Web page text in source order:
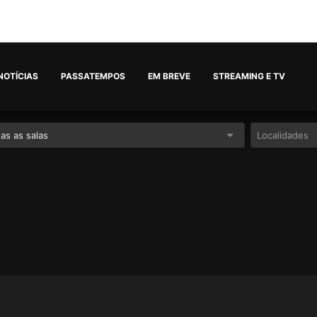
PASSATEMPOS EM BREVE STREAMING E TV
as salas